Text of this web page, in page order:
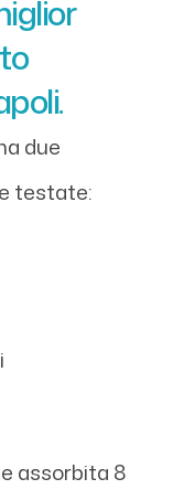
due
testate:
assorbita 8